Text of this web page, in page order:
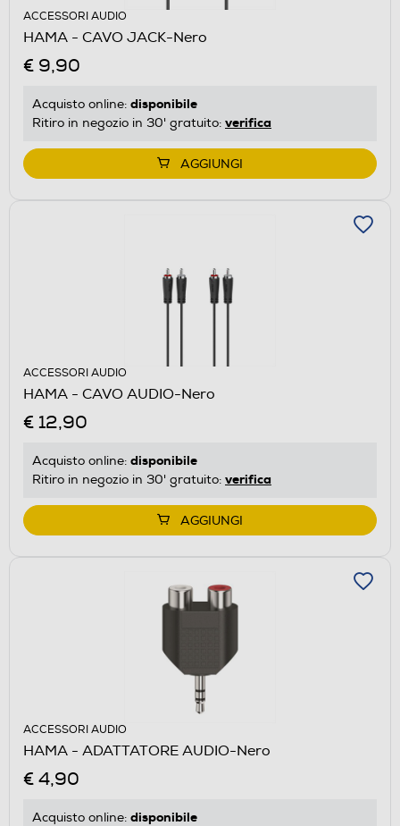
ACCESSORI AUDIO
HAMA - CAVO JACK-Nero
€ 9,90
Acquisto online: disponibile
Ritiro in negozio in 30' gratuito: verifica
AGGIUNGI
ACCESSORI AUDIO
HAMA - CAVO AUDIO-Nero
€ 12,90
Acquisto online: disponibile
Ritiro in negozio in 30' gratuito: verifica
AGGIUNGI
ACCESSORI AUDIO
HAMA - ADATTATORE AUDIO-Nero
€ 4,90
Acquisto online: disponibile